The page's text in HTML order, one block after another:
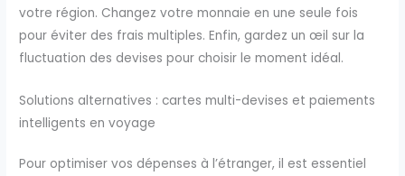
votre région. Changez votre monnaie en une seule fois
pour éviter des frais multiples. Enfin, gardez un œil sur la
fluctuation des devises pour choisir le moment idéal.
Solutions alternatives : cartes multi-devises et paiements
intelligents en voyage
Pour optimiser vos dépenses à l’étranger, il est essentiel